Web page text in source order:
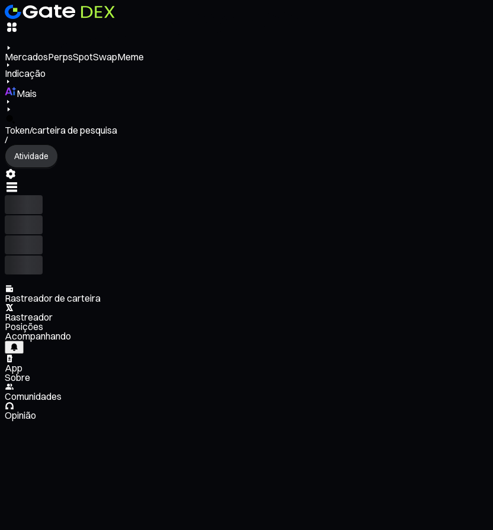
MercadosPerpsSpotSwapMeme
Indicação
Mais
Token/carteira de pesquisa
/
Atividade
Rastreador de carteira
Rastreador
Posições
Acompanhando
App
Sobre
Comunidades
Opinião